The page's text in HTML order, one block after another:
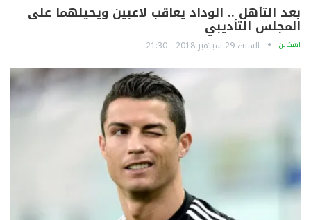
بعد التأهل .. الوداد يعاقب لاعبين ويحيلهما على
المجلس التأديبي
آشكاين السبت 29 سبتمبر 2018 - 21:30